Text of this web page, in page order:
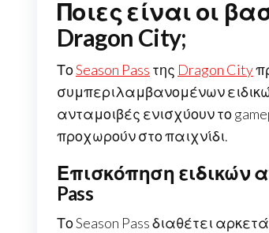
Ποιες είναι οι
Dragon City;
ΤοSeason Pass της Dragon City
συμπεριλαμβανομένων
ανταμοιβές ενισχύουν το
προχωρούν στο παιχνίδι.
Επισκόπηση ειδικών
Pass
Το Season Pass διαθέτει